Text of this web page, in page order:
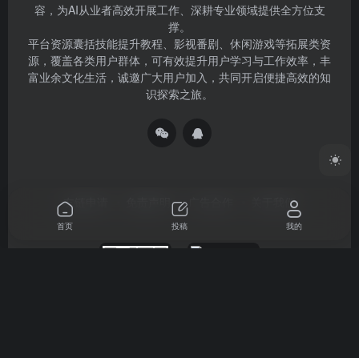
容，为AI从业者高效开展工作、深耕专业领域提供全方位支
撑。
平台资源囊括技能提升教程、影视番剧、休闲游戏等拓展类资
源，覆盖各类用户群体，可有效提升用户学习与工作效率，丰
富业余文化生活，诚邀广大用户加入，共同开启便捷高效的知
识探索之旅。
友链申请 关于我们
首页 投稿 我的